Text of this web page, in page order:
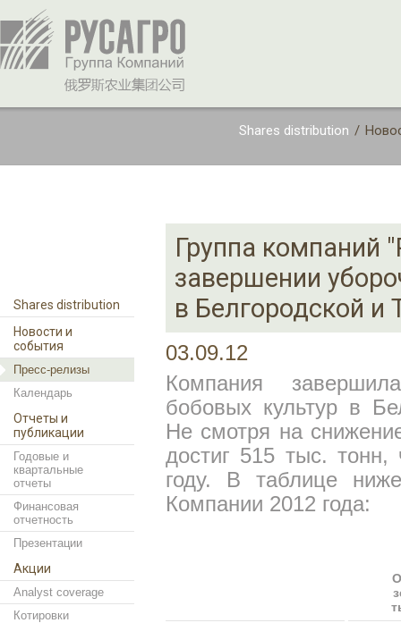
Shares distribution /
Shares distribution
Новости и
события
Пресс-релизы
Календарь
Отчеты и
публикации
Годовые и
квартальные
отчеты
Финансовая
отчетность
Презентации
Акции
Analyst coverage
Котировки
Группа компаний
завершении
в Белгородской и
03.09.12
Компания
бобовых культур в
Не смотря на
достиг 515 тыс.
году. В таблице
Компании 2012 года: